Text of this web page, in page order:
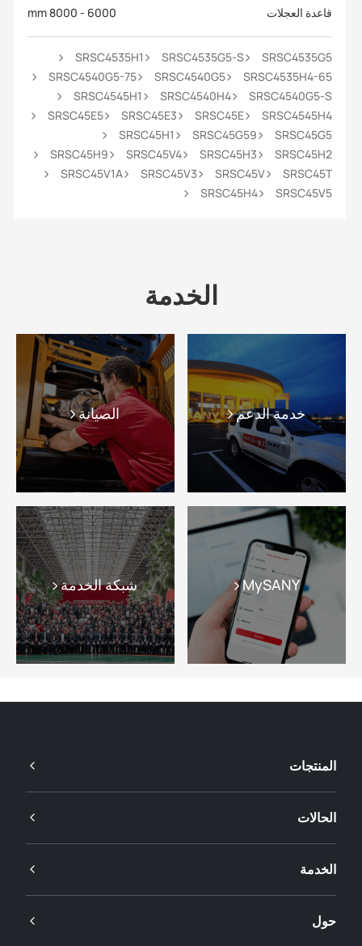
قاعدة العجلات
6000 - 8000 mm
SRSC4535G5
SRSC4535G5-S
SRSC4535H1
SRSC4535H4-65
SRSC4540G5
SRSC4540G5-75
SRSC4540G5-S
SRSC4540H4
SRSC4545H1
SRSC4545H4
SRSC45E
SRSC45E3
SRSC45E5
SRSC45G5
SRSC45G59
SRSC45H1
SRSC45H2
SRSC45H3
SRSC45V4
SRSC45H9
SRSC45T
SRSC45V
SRSC45V3
SRSC45V1A
SRSC45V5
SRSC45H4
الخدمة
خدمة الدعم الصيانة
MySANY شبكة الخدمة
المنتجات
الحالات
الخدمة
حول